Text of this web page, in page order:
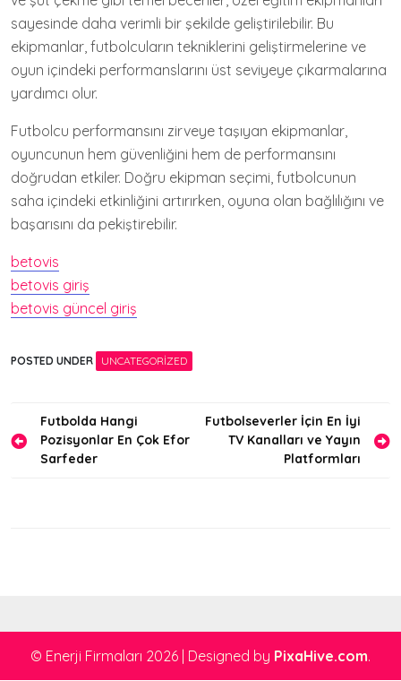
sayesinde daha verimli bir şekilde geliştirilebilir. Bu
ekipmanlar, futbolcuların tekniklerini geliştirmelerine ve
oyun içindeki performanslarını üst seviyeye çıkarmalarına
yardımcı olur.
Futbolcu performansını zirveye taşıyan ekipmanlar,
oyuncunun hem güvenliğini hem de performansını
doğrudan etkiler. Doğru ekipman seçimi, futbolcunun
saha içindeki etkinliğini artırırken, oyuna olan bağlılığını ve
başarısını da pekiştirebilir.
betovis
betovis giriş
betovis güncel giriş
POSTED UNDER UNCATEGORIZED
Yazı
gezinmesi
Futbolda Hangi
Pozisyonlar En Çok Efor
Sarfeder
Futbolseverler İçin En İyi
TV Kanalları ve Yayın
Platformları
© Enerji Firmaları 2026 Designed by PixaHive.com.